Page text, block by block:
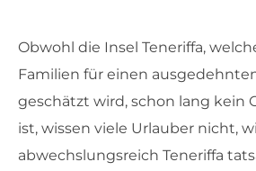
Obwohl die Insel Teneriffa,
Familien für einen
geschätzt wird, schon lang kein
ist, wissen viele Urlauber nicht,
abwechslungsreich Teneriffa